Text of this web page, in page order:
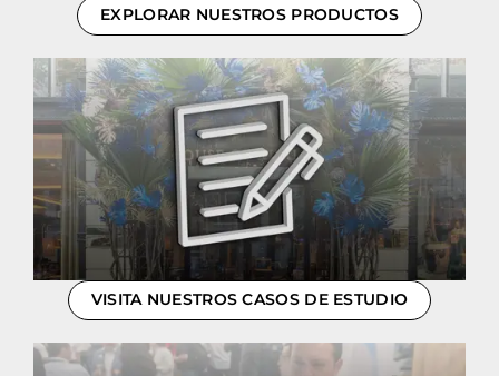
EXPLORAR NUESTROS PRODUCTOS
VISITA NUESTROS CASOS DE ESTUDIO